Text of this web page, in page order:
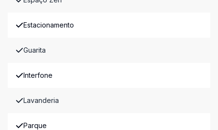
Estacionamento
Guarita
Interfone
Lavanderia
Parque